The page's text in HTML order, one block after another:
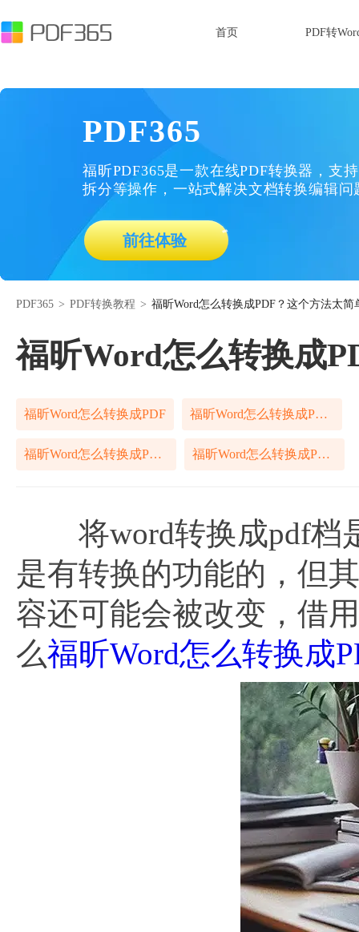
首页 PDF转
PDF365
福昕PDF365是一款在线PDF转换器，支
拆分等操作，一站式解决文档转换编辑问
前往体验
PDF365 > PDF转换教程 > 福昕Word怎么转换成PDF？这个方法太简
福昕Word怎么转换成
福昕Word怎么转换成PDF 福昕Word怎么转换成PDF格式
福昕Word怎么转换成PDF免费 福昕Word怎么转换成PDF文档
将word转换成pdf档
是有转换的功能的，但
容还可能会被改变，借
么福昕Word怎么转换成